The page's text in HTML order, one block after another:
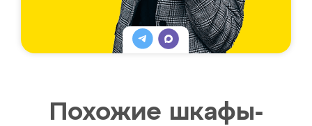
Похожие шкафы-